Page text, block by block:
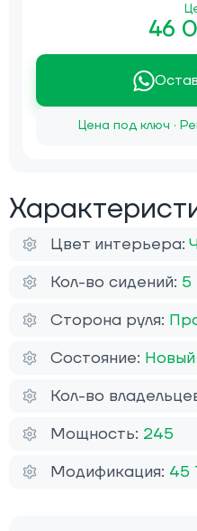
46
Цена под ключ ·
Цвет интерьера:
Кол-во сидений: 5
Сторона руля:
Состояние: Новый
Кол-во
Мощность: 245
Модификация: 45